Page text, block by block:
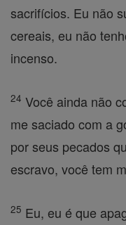
sacrifícios. Eu não
cereais, eu não
incenso.
24 Você ainda não
me saciado com a
por seus pecados
escravo, você tem
25 Eu, eu é que